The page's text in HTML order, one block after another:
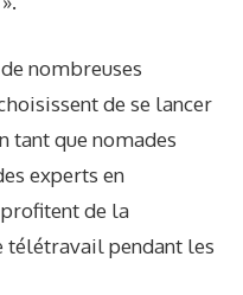
nombreuses
de se lancer
tant que nomades
experts en
de la
télétravail pendant les